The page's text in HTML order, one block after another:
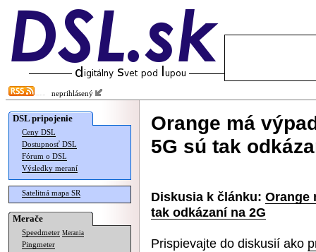
neprihlásený
DSL pripojenie
Ceny DSL
Dostupnosť DSL
Fórum o DSL
Výsledky meraní
Satelitná mapa SR
Merače
Speedmeter Merania
Pingmeter
Orange má
5G sú tak
Diskusia k článku: Orange
tak odkázaní na 2G
Prispievajte do diskusií ako